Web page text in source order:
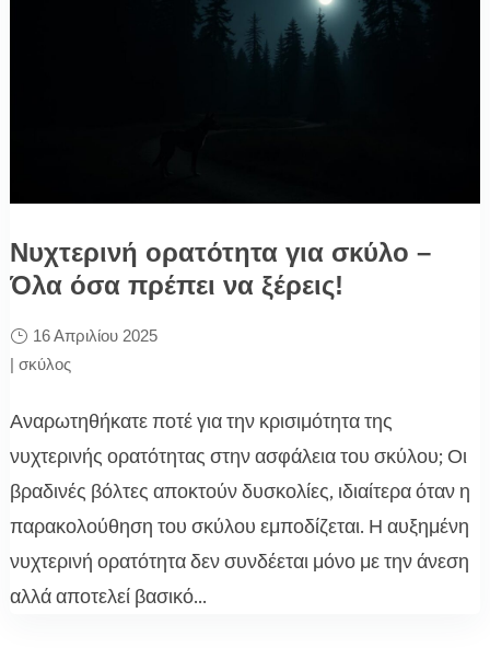
Νυχτερινή ορατότητα για σκύλο –
Όλα όσα πρέπει να ξέρεις!
16 Απριλίου 2025
| σκύλος
Αναρωτηθήκατε ποτέ για την κρισιμότητα της
νυχτερινής ορατότητας στην ασφάλεια του σκύλου; Οι
βραδινές βόλτες αποκτούν δυσκολίες, ιδιαίτερα όταν η
παρακολούθηση του σκύλου εμποδίζεται. Η αυξημένη
νυχτερινή ορατότητα δεν συνδέεται μόνο με την άνεση
αλλά αποτελεί βασικό...